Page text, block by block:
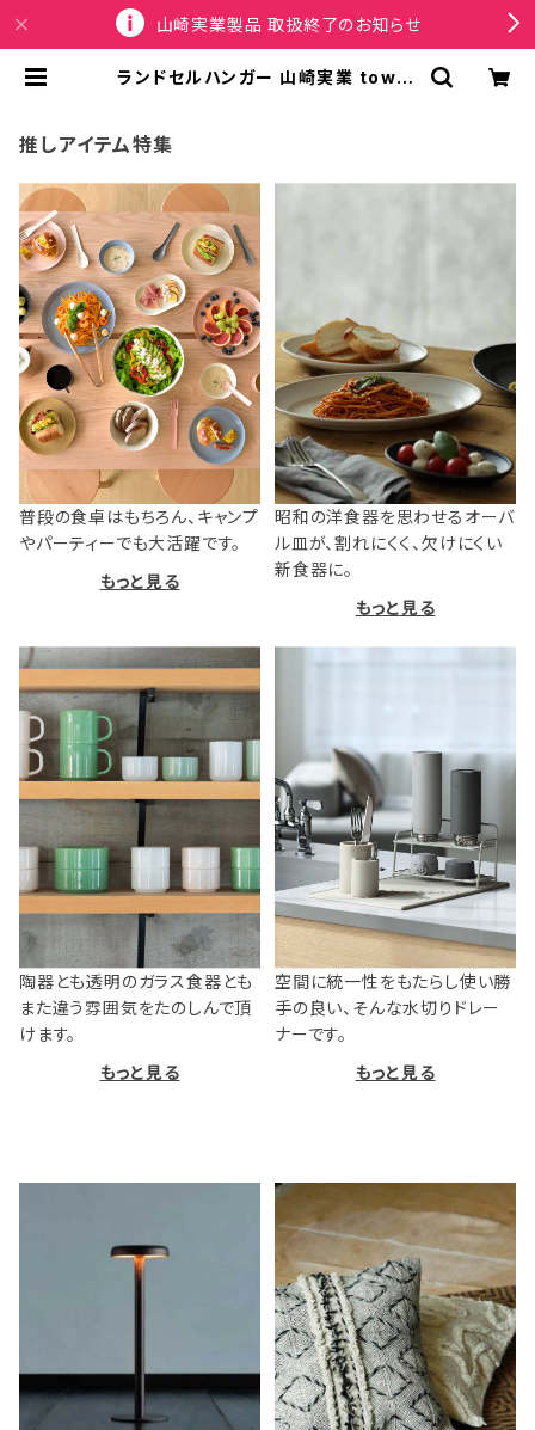
山崎実業製品 取扱終了のお知らせ
ランドセルハンガー 山崎実業 tower
推しアイテム特集
普段の食卓はもちろん、キャンプ
やパーティーでも大活躍です。
もっと見る
昭和の洋食器を思わせるオーバ
ル皿が、割れにくく、欠けにくい
新食器に。
もっと見る
陶器とも透明のガラス食器とも
また違う雰囲気をたのしんで頂
けます。
もっと見る
空間に統一性をもたらし使い勝
手の良い、そんな水切りドレー
ナーです。
もっと見る